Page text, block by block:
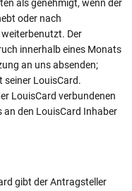
als genehmigt, wenn der
oder nach
Der
innerhalb eines Monats
an uns absenden;
seiner LouisCard.
LouisCard verbundenen
den LouisCard Inhaber
gibt der Antragsteller